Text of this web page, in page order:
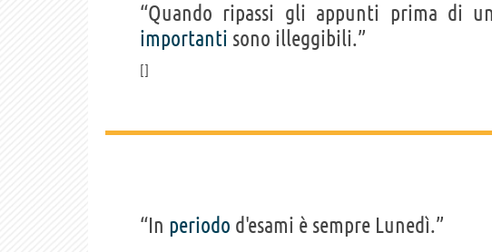
“Quando ripassi gli appunti prima di
importanti sono illeggibili.”
“In periodo d'esami è sempre Lunedì.”